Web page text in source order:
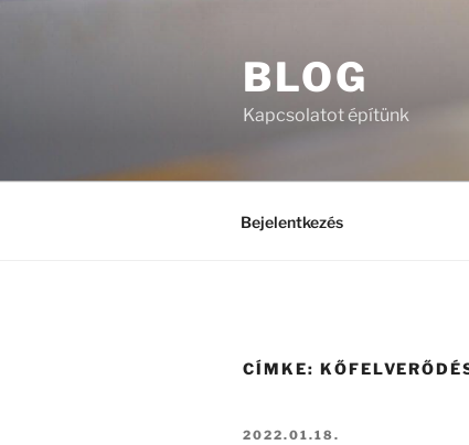
BLOG
Kapcsolatot építünk
Bejelentkezés
CÍMKE:
BEKÜLDVE:
2022.01.18.